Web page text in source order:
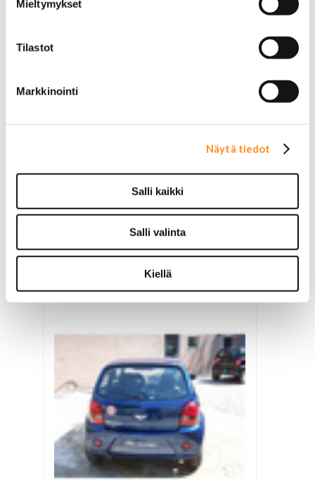
Mieltymykset
Tilastot
Markkinointi
Näytä tiedot
Salli kaikki
Salli valinta
Kiellä
Vaihtoehtoja
Takaiskunvaimennin Aixam 1997-2010
ALK.95,00 €